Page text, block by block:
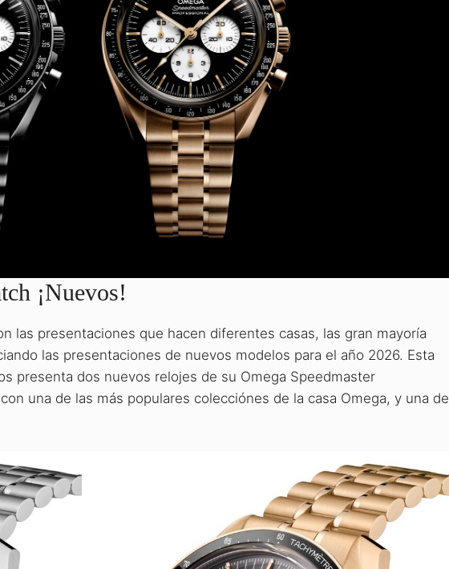
¡Nuevos!
las presentaciones que hacen diferentes casas, las gran mayoría
las presentaciones de nuevos modelos para el año 2026. Esta
presenta dos nuevos relojes de su Omega Speedmaster
una de las más populares colecciónes de la casa Omega, y una de